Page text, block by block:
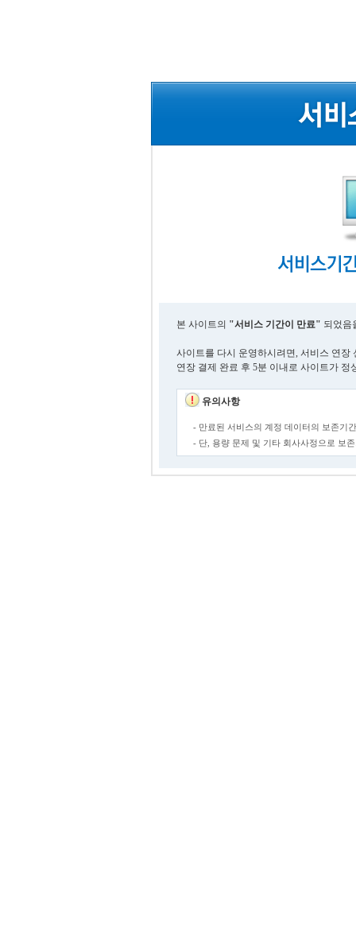
본 사이트의 "서비스 기간이 만료" 되었음
사이트를 다시 운영하시려면, 서비스 연장
연장 결제 완료 후 5분 이내로 사이트가 정
유의사항
- 만료된 서비스의 계정 데이터의 보존기
- 단, 용량 문제 및 기타 회사사정으로 보